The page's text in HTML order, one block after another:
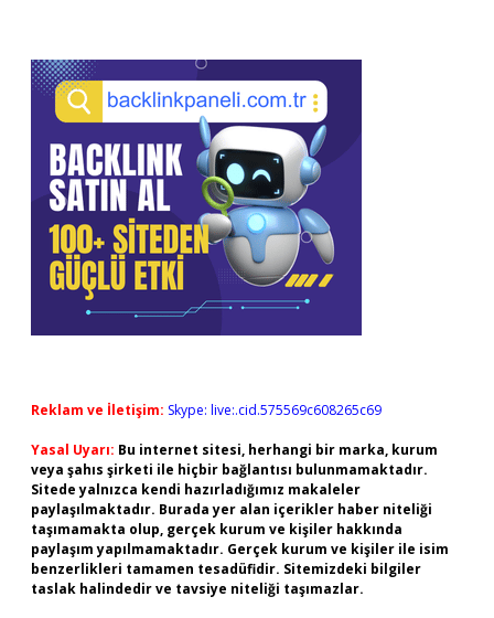
Reklam ve İletişim: Skype: live:.cid.575569c608265c69
Yasal Uyarı: Bu internet sitesi, herhangi bir marka, kurum
veya şahıs şirketi ile hiçbir bağlantısı bulunmamaktadır.
Sitede yalnızca kendi hazırladığımız makaleler
paylaşılmaktadır. Burada yer alan içerikler haber niteliği
taşımamakta olup, gerçek kurum ve kişiler hakkında
paylaşım yapılmamaktadır. Gerçek kurum ve kişiler ile isim
benzerlikleri tamamen tesadüfidir. Sitemizdeki bilgiler
taslak halindedir ve tavsiye niteliği taşımazlar.